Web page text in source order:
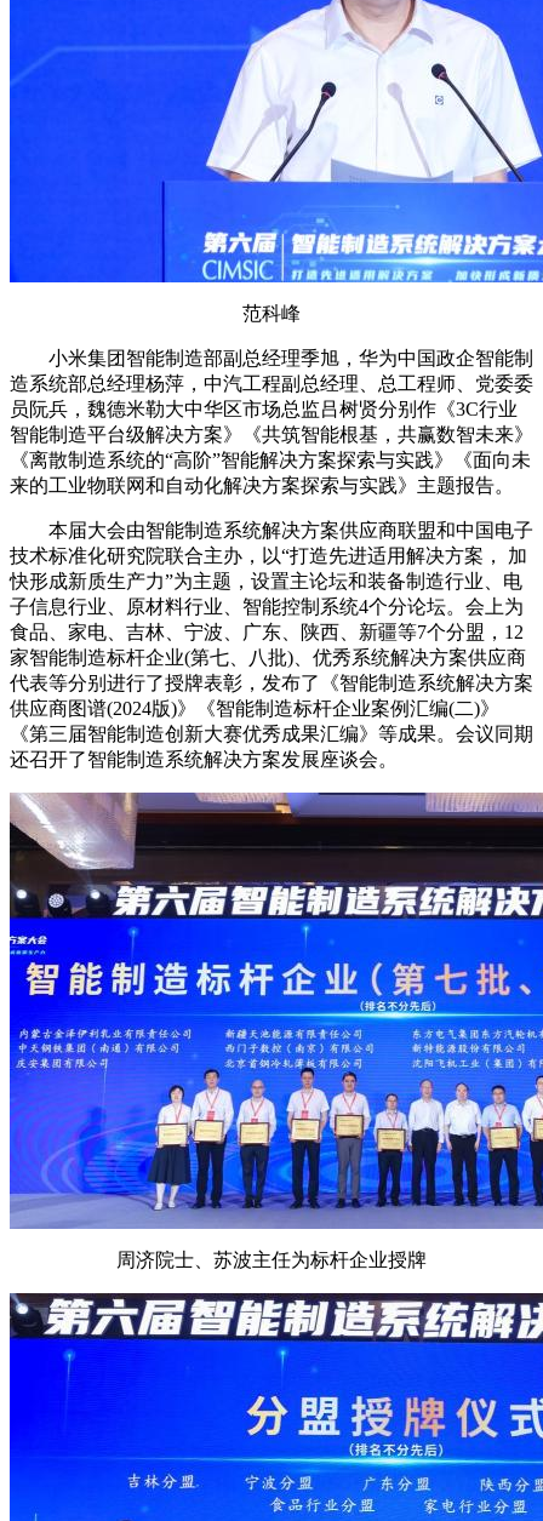
范科峰
小米集团智能制造部副总经理季旭，华为中国政企智能制
造系统部总经理杨萍，中汽工程副总经理、总工程师、党委委
员阮兵，魏德米勒大中华区市场总监吕树贤分别作《3C行业
智能制造平台级解决方案》《共筑智能根基，共赢数智未来》
《离散制造系统的“高阶”智能解决方案探索与实践》《面向未
来的工业物联网和自动化解决方案探索与实践》主题报告。
本届大会由智能制造系统解决方案供应商联盟和中国电子
技术标准化研究院联合主办，以“打造先进适用解决方案， 加
快形成新质生产力”为主题，设置主论坛和装备制造行业、电
子信息行业、原材料行业、智能控制系统4个分论坛。会上为
食品、家电、吉林、宁波、广东、陕西、新疆等7个分盟，12
家智能制造标杆企业(第七、八批)、优秀系统解决方案供应商
代表等分别进行了授牌表彰，发布了《智能制造系统解决方案
供应商图谱(2024版)》《智能制造标杆企业案例汇编(二)》
《第三届智能制造创新大赛优秀成果汇编》等成果。会议同期
还召开了智能制造系统解决方案发展座谈会。
周济院士、苏波主任为标杆企业授牌